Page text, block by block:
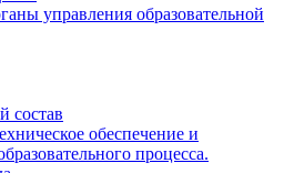
управления образовательной
состав
обеспечение и
процесса.